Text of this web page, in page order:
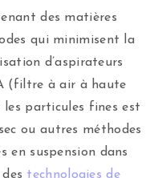
des matières
qui minimisent la
d’aspirateurs
(filtre à air à haute
particules fines est
ou autres méthodes
en suspension dans
technologies de